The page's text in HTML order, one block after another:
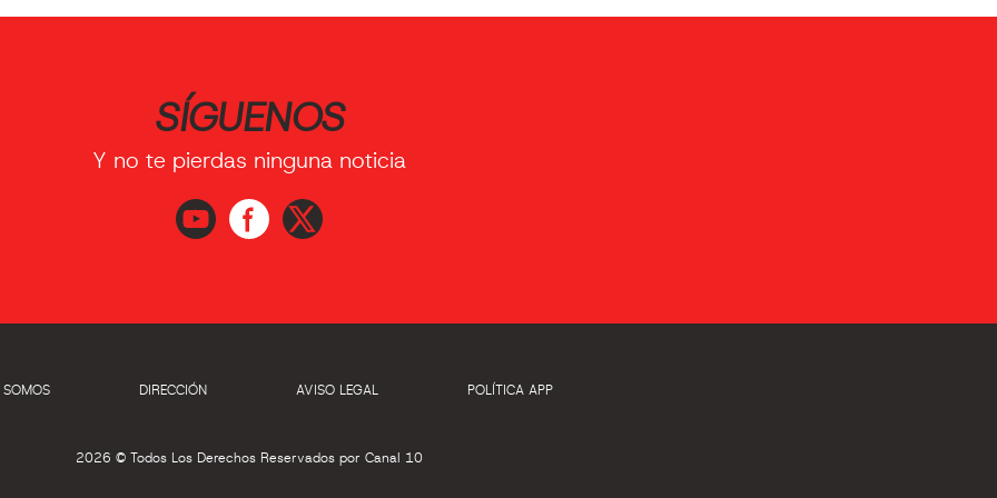
SÍGUENOS
Y no te pierdas ninguna noticia
SOMOS DIRECCIÓN AVISO LEGAL POLÍTICA APP
2026 © Todos Los Derechos Reservados por Canal 10